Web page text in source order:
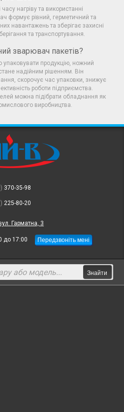
нагріву та використанні
формує рівний, герметичний та
навантажень та зберігає захисні
та транспортування.
зварювач пакетів?
упаковувати продукцію, ножний
надійним рішенням. Він
скорочує час упаковки, знижує
роботи підприємства.
можна підібрати обладнання як
виробництва.
370-35-98
225-80-20
Гарматна, 3
до 17:00 Передзвоніть мені
Знайти